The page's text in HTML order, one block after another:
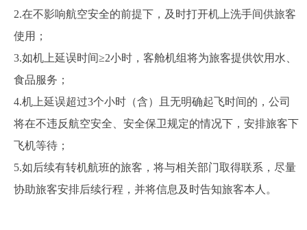
2.在不影响航空安全的前提下，及时打开机上洗手间供旅客
使用；
3.如机上延误时间≥2小时，客舱机组将为旅客提供饮用水、
食品服务；
4.机上延误超过3个小时（含）且无明确起飞时间的，公司
将在不违反航空安全、安全保卫规定的情况下，安排旅客下
飞机等待；
5.如后续有转机航班的旅客，将与相关部门取得联系，尽量
协助旅客安排后续行程，并将信息及时告知旅客本人。